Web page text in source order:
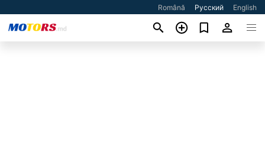
Română Русский English